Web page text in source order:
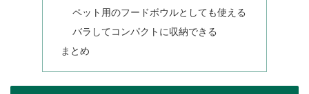
ペット用のフードボウルとしても使える
バラしてコンパクトに収納できる
まとめ